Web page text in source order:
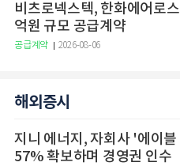
비츠로넥스텍, 한화에어로
억원 규모 공급계약
공급계약 2026-08-06
해외증시
지니 에너지, 자회사 '에이
57% 확보하며 경영권 인수